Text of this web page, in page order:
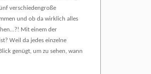
verschiedengroße
und ob da wirklich alles
Mit einem der
Weil da jedes einzelne
genügt, um zu sehen, wann